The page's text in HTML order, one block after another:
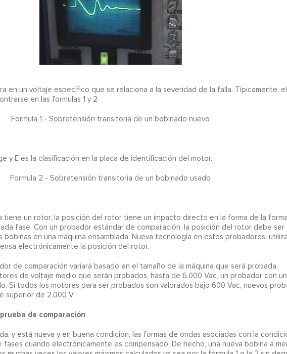
en un voltaje específico que se relaciona a la severidad de la falla. Típicamente,
en las formulas 1 y 2
Formula 1 - Sobretensión transitoria de un bobinado nuevo
y E es la clasificación en la placa de identificación del motor.
Formula 2 - Sobretensión transitoria de un bobinado usado
tiene un rotor, la posición del rotor tiene un impacto directo en la forma de la
fase. Con un probador estándar de comparación, la posición del rotor debe ser
bobinas en una máquina ensamblada. Nueva tecnología en estos probadores,
electrónicamente la posición del rotor.
de comparación variará basado en el tamaño de la máquina que será probada.
de voltaje medio que serán probados, hasta de 6.000 Vac, un probador con
Si todos los motores para ser probados son valorados bajo 600 Vac, nuevos
superior de 2.000 V.
de comparación
y está nueva y en buena condición, las formas de ondas asociadas con la
fases cuando electrónicamente es compensado. De hecho, una nueva bobina a